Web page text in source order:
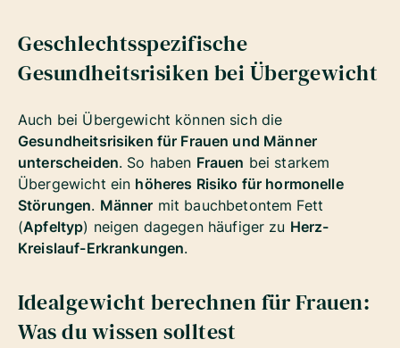
Geschlechtsspezifische
Gesundheitsrisiken bei Übergewicht
Auch bei Übergewicht können sich die
Gesundheitsrisiken für Frauen und Männer
unterscheiden. So haben Frauen bei starkem
Übergewicht ein höheres Risiko für hormonelle
Störungen. Männer mit bauchbetontem Fett
(Apfeltyp) neigen dagegen häufiger zu Herz-
Kreislauf-Erkrankungen.
Idealgewicht berechnen für Frauen:
Was du wissen solltest